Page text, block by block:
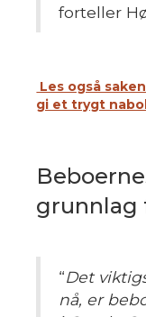
forteller
Les også
gi et trygt
grunnlag
“Det
nå, er